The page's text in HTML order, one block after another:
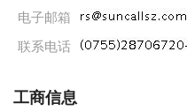
运。
1.公司实行5天8小时工作制,
3. 每月举办生日会，定期举
电子邮箱
联系电话
工商信息